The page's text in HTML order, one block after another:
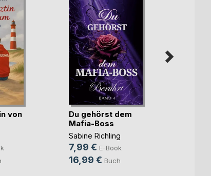
von
Du gehörst dem
Mafia-Boss
Sabine Richling
7,99 € E-Book
16,99 € Buch